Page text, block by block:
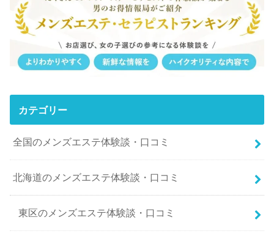
カテゴリー
全国のメンズエステ体験談・口コミ
北海道のメンズエステ体験談・口コミ
東区のメンズエステ体験談・口コミ